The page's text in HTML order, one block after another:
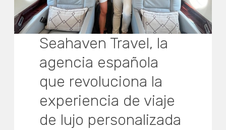
Seahaven Travel, la
agencia española
que revoluciona la
experiencia de viaje
de lujo personalizada